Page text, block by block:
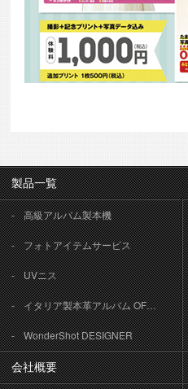
製品一覧
高級アルバム製本機
フォトアイテムサービス
UVニス
イタリア製本革アルバム OFFICINA LIBRIS
WonderShot DESIGNER
会社概要